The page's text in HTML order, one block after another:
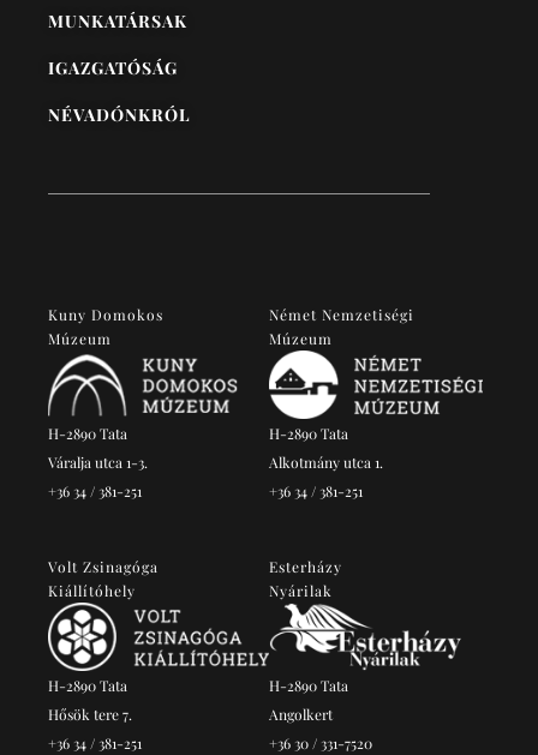
MUNKATÁRSAK
IGAZGATÓSÁG
NÉVADÓNKRÓL
Kuny Domokos
Múzeum
H-2890 Tata
Váralja utca 1-3.
+36 34 / 381-251
Német Nemzetiségi
Múzeum
H-2890 Tata
Alkotmány utca 1.
+36 34 / 381-251
Volt Zsinagóga
Kiállítóhely
H-2890 Tata
Hősök tere 7.
+36 34 / 381-251
Esterházy
Nyárilak
H-2890 Tata
Angolkert
+36 30 / 331-7520